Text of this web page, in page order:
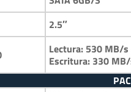
2.5″
Lectura: 530 MB/s
Escritura: 330